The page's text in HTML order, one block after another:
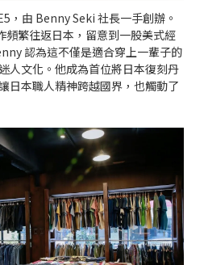
，由 Benny Seki 社長一手創辦。
頻繁往返日本，留意到一股美式經
認為這不僅是適合穿上一輩子的
人文化。他成為首位將日本復刻丹
日本職人精神跨越國界，也觸動了